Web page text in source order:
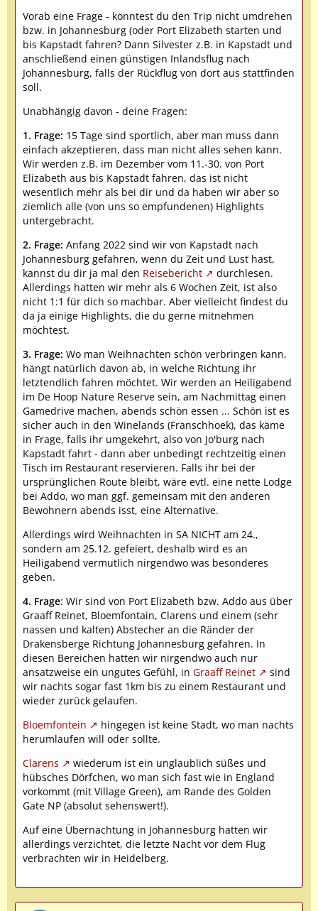
Vorab eine Frage - könntest du den Trip nicht umdrehen
bzw. in Johannesburg (oder Port Elizabeth starten und
bis Kapstadt fahren? Dann Silvester z.B. in Kapstadt und
anschließend einen günstigen Inlandsflug nach
Johannesburg, falls der Rückflug von dort aus stattfinden
soll.
Unabhängig davon - deine Fragen:
1. Frage: 15 Tage sind sportlich, aber man muss dann
einfach akzeptieren, dass man nicht alles sehen kann.
Wir werden z.B. im Dezember vom 11.-30. von Port
Elizabeth aus bis Kapstadt fahren, das ist nicht
wesentlich mehr als bei dir und da haben wir aber so
ziemlich alle (von uns so empfundenen) Highlights
untergebracht.
2. Frage: Anfang 2022 sind wir von Kapstadt nach
Johannesburg gefahren, wenn du Zeit und Lust hast,
kannst du dir ja mal den Reisebericht
durchlesen.
Allerdings hatten wir mehr als 6 Wochen Zeit, ist also
nicht 1:1 für dich so machbar. Aber vielleicht findest du
da ja einige Highlights, die du gerne mitnehmen
möchtest.
3. Frage: Wo man Weihnachten schön verbringen kann,
hängt natürlich davon ab, in welche Richtung ihr
letztendlich fahren möchtet. Wir werden an Heiligabend
im De Hoop Nature Reserve sein, am Nachmittag einen
Gamedrive machen, abends schön essen ... Schön ist es
sicher auch in den Winelands (Franschhoek), das käme
in Frage, falls ihr umgekehrt, also von Jo'burg nach
Kapstadt fahrt - dann aber unbedingt rechtzeitig einen
Tisch im Restaurant reservieren. Falls ihr bei der
ursprünglichen Route bleibt, wäre evtl. eine nette Lodge
bei Addo, wo man ggf. gemeinsam mit den anderen
Bewohnern abends isst, eine Alternative.
Allerdings wird Weihnachten in SA NICHT am 24.,
sondern am 25.12. gefeiert, deshalb wird es an
Heiligabend vermutlich nirgendwo was besonderes
geben.
4. Frage: Wir sind von Port Elizabeth bzw. Addo aus über
Graaff Reinet, Bloemfontain, Clarens und einem (sehr
nassen und kalten) Abstecher an die Ränder der
Drakensberge Richtung Johannesburg gefahren. In
diesen Bereichen hatten wir nirgendwo auch nur
ansatzweise ein ungutes Gefühl, in Graaff Reinet
sind
wir nachts sogar fast 1km bis zu einem Restaurant und
wieder zurück gelaufen.
Bloemfontein
hingegen ist keine Stadt, wo man nachts
herumlaufen will oder sollte.
Clarens
wiederum ist ein unglaublich süßes und
hübsches Dörfchen, wo man sich fast wie in England
vorkommt (mit Village Green), am Rande des Golden
Gate NP (absolut sehenswert!).
Auf eine Übernachtung in Johannesburg hatten wir
allerdings verzichtet, die letzte Nacht vor dem Flug
verbrachten wir in Heidelberg.